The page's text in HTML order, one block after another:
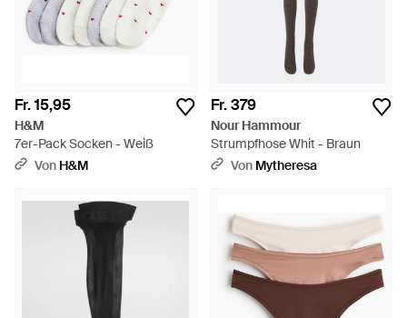
Fr. 15,95
H&M
7er-Pack Socken - Weiß
Von H&M
Fr. 379
Nour Hammour
Strumpfhose Whit - Braun
Von Mytheresa